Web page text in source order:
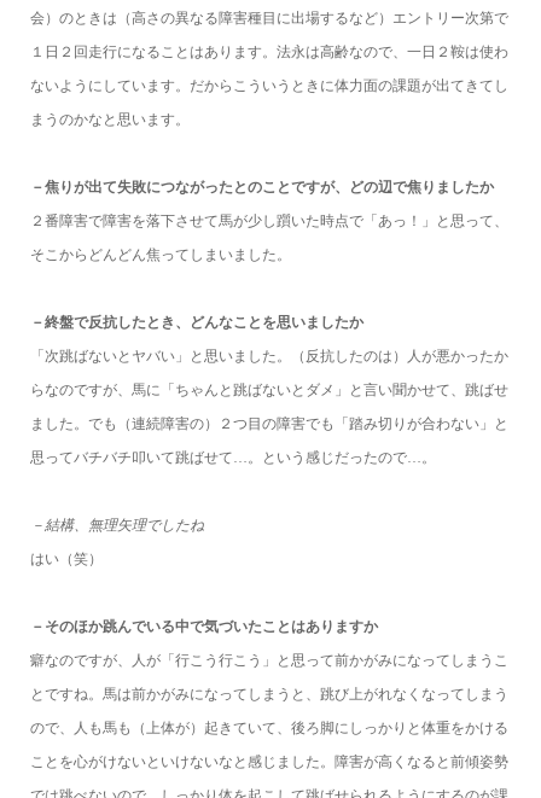
会）のときは（高さの異なる障害種目に出場するなど）エントリー次第で
１日２回走行になることはあります。法永は高齢なので、一日２鞍は使わ
ないようにしています。だからこういうときに体力面の課題が出てきてし
まうのかなと思います。
－焦りが出て失敗につながったとのことですが、どの辺で焦りましたか
２番障害で障害を落下させて馬が少し躓いた時点で「あっ！」と思って、
そこからどんどん焦ってしまいました。
－終盤で反抗したとき、どんなことを思いましたか
「次跳ばないとヤバい」と思いました。（反抗したのは）人が悪かったか
らなのですが、馬に「ちゃんと跳ばないとダメ」と言い聞かせて、跳ばせ
ました。でも（連続障害の）２つ目の障害でも「踏み切りが合わない」と
思ってバチバチ叩いて跳ばせて…。という感じだったので…。
－結構、無理矢理でしたね
はい（笑）
－そのほか跳んでいる中で気づいたことはありますか
癖なのですが、人が「行こう行こう」と思って前かがみになってしまうこ
とですね。馬は前かがみになってしまうと、跳び上がれなくなってしまう
ので、人も馬も（上体が）起きていて、後ろ脚にしっかりと体重をかける
ことを心がけないといけないなと感じました。障害が高くなると前傾姿勢